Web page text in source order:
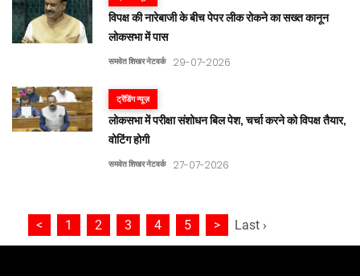
विपक्ष की नारेबाजी के बीच पेपर लीक रोकने का सख्त कानून
लोकसभा में पास
समवेत शिखर नेटवर्क 29-07-2026
ट्रेंडिंग न्यूज़
लोकसभा में परीक्षा संशोधन बिल पेश, चर्चा करने को विपक्ष तैयार,
वोटिंग होगी
समवेत शिखर नेटवर्क 27-07-2026
< 1 2 3 4 5 > Last ›